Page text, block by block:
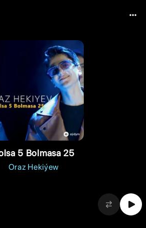
5 Bolmasa 25
Oraz Hekiýew